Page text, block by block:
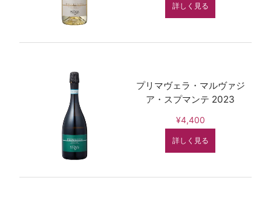
詳しく見る
プリマヴェラ・マルヴァジ
ア・スプマンテ 2023
¥4,400
詳しく見る